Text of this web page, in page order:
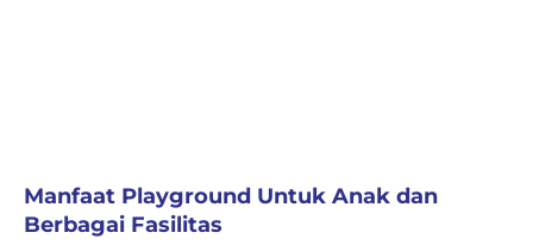
Manfaat Playground Untuk Anak dan
Berbagai Fasilitas